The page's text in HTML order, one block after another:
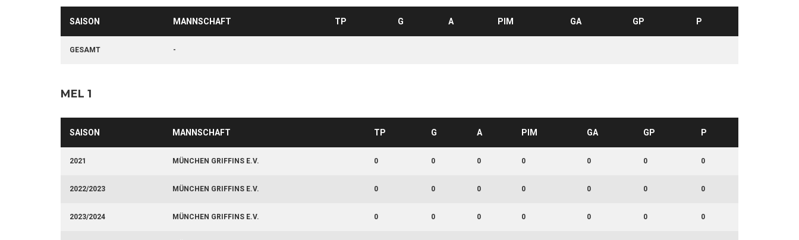
SAISON MANNSCHAFT TP G A PIM GA GP P
GESAMT -
MEL 1
SAISON MANNSCHAFT TP G A PIM GA GP P
2021 MÜNCHEN GRIFFINS E.V. 0 0 0 0 0 0 0
2022/2023 MÜNCHEN GRIFFINS E.V. 0 0 0 0 0 0 0
2023/2024 MÜNCHEN GRIFFINS E.V. 0 0 0 0 0 0 0